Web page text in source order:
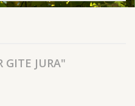
GITE JURA"